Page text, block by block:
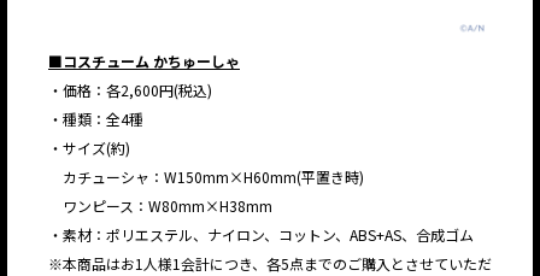
■コスチューム かちゅーしゃ
・価格：各2,600円(税込)
・種類：全4種
・サイズ(約)
カチューシャ：W150mm×H60mm(平置き時)
ワンピース：W80mm×H38mm
・素材：ポリエステル、ナイロン、コットン、ABS+AS、合成ゴム
※本商品はお1人様1会計につき、各5点までのご購入とさせていただ